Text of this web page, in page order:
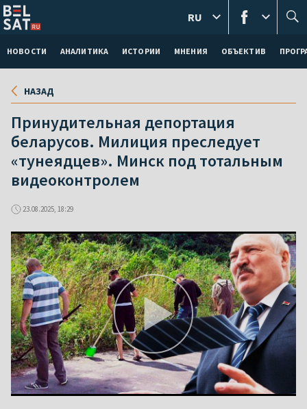
НОВОСТИ АНАЛИТИКА ИСТОРИИ МНЕНИЯ ОБЪЕКТИВ
RU
НАЗАД
Принудительная депортация
беларусов. Милиция преследует
«тунеядцев». Минск под тотальным
видеоконтролем
23.08.2025, 18:29